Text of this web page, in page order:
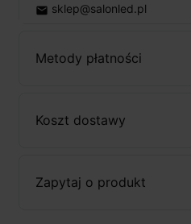
email sklep@salonled.pl
Metody płatności
Koszt dostawy
Zapytaj o produkt